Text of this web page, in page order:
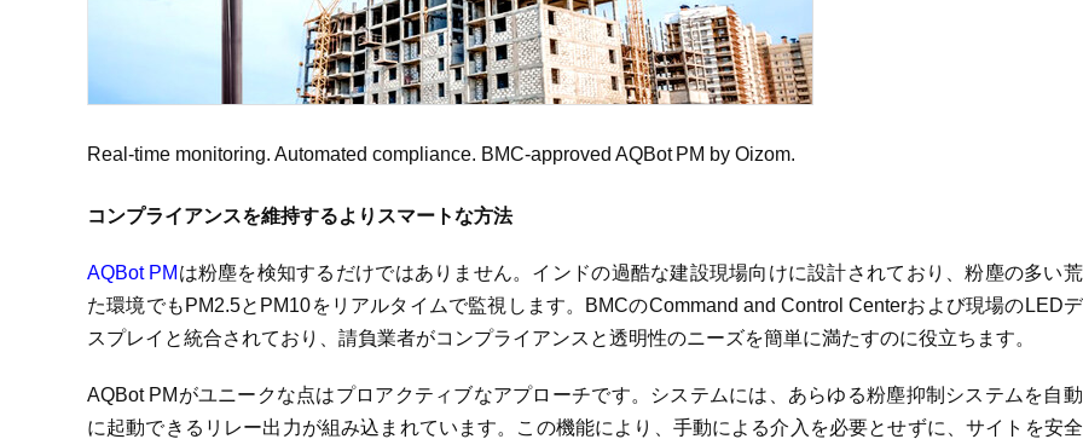
Real‑time monitoring. Automated compliance. BMC‑approved AQBot PM by Oizom.
コンプライアンスを維持するよりスマートな方法
AQBot PM は粉塵を検知するだけではありません。インドの過酷な建設現場向けに設計されており、粉塵の多い
た環境でもPM2.5とPM10をリアルタイムで監視します。BMCのCommand and Control Centerおよび現場のLEDデ
スプレイと統合されており、請負業者がコンプライアンスと透明性のニーズを簡単に満たすのに役立ちます。
AQBot PMがユニークな点はプロアクティブなアプローチです。システムには、あらゆる粉塵抑制システムを自
に起動できるリレー出力が組み込まれています。この機能により、手動による介入を必要とせずに、サイトを安